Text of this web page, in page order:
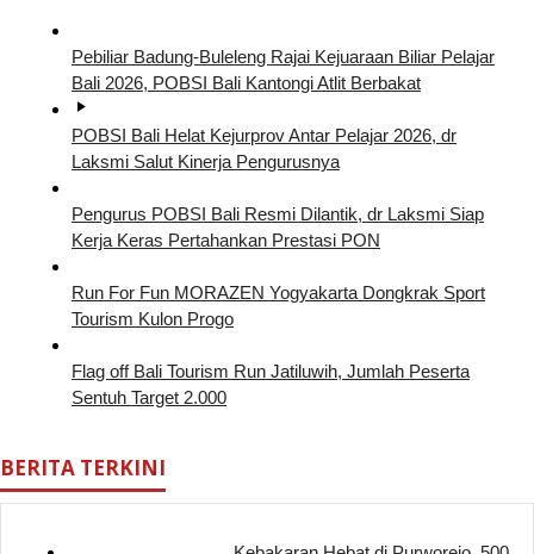
Pebiliar Badung-Buleleng Rajai Kejuaraan Biliar Pelajar
Bali 2026, POBSI Bali Kantongi Atlit Berbakat
POBSI Bali Helat Kejurprov Antar Pelajar 2026, dr
Laksmi Salut Kinerja Pengurusnya
Pengurus POBSI Bali Resmi Dilantik, dr Laksmi Siap
Kerja Keras Pertahankan Prestasi PON
Run For Fun MORAZEN Yogyakarta Dongkrak Sport
Tourism Kulon Progo
Flag off Bali Tourism Run Jatiluwih, Jumlah Peserta
Sentuh Target 2.000
BERITA TERKINI